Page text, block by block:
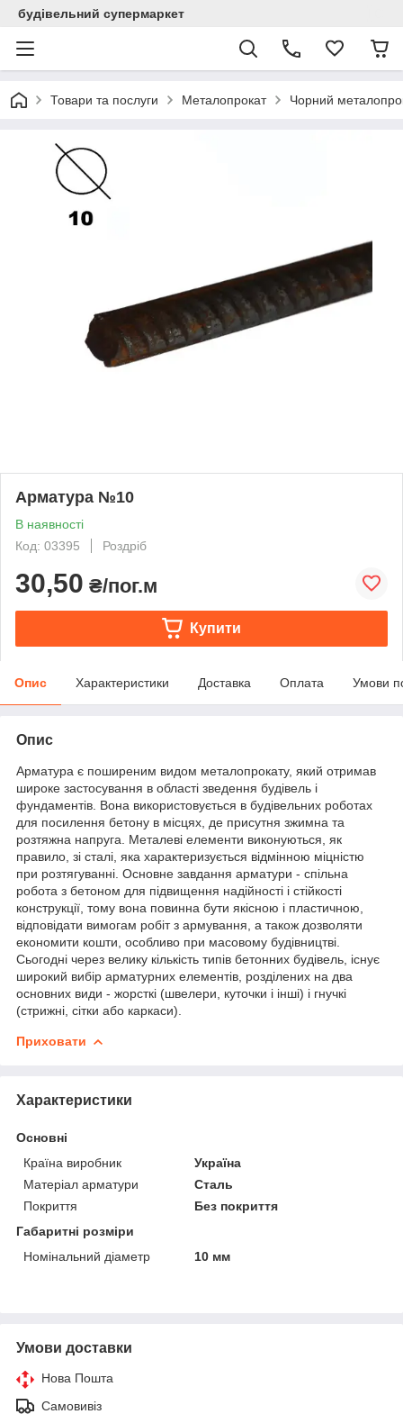
будівельний супермаркет
Товари та послуги Металопрокат Чорний
Арматура №10
В наявності
Код: 03395
Роздріб
30,50 ₴/пог.м
Купити
Опис Характеристики Доставка Оплата Умови
Опис
Арматура є поширеним видом металопрокату, який отримав
широке застосування в області зведення будівель і
фундаментів. Вона використовується в будівельних роботах
для посилення бетону в місцях, де присутня зжимна та
розтяжна напруга. Металеві елементи виконуються, як
правило, зі сталі, яка характеризується відмінною міцністю
при розтягуванні. Основне завдання арматури - спільна
робота з бетоном для підвищення надійності і стійкості
конструкції, тому вона повинна бути якісною і пластичною,
відповідати вимогам робіт з армування, а також дозволяти
економити кошти, особливо при масовому будівництві.
Сьогодні через велику кількість типів бетонних будівель, існує
широкий вибір арматурних елементів, розділених на два
основних види - жорсткі (швелери, куточки і інші) і гнучкі
(стрижні, сітки або каркаси).
Приховати
Характеристики
Основні
Країна виробник
Україна
Матеріал арматури
Сталь
Покриття
Без покриття
Габаритні розміри
Номінальний діаметр
10 мм
Умови доставки
Нова Пошта
Самовивіз